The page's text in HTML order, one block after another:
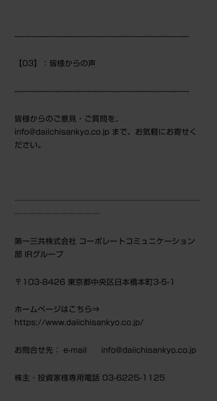
------------------------------------------------------------------------
【03】：皆様からの声
------------------------------------------------------------------------
皆様からのご意見・ご質問を、
info@daiichisankyo.co.jp まで、お気軽にお寄せく
ださい。
────────────────────────
───────────
第一三共株式会社 コーポレートコミュニケーション
部 IRグループ
〒 103-8426 東京都中央区日本橋本町3-5-1
ホームページはこちら⇒
https://www.daiichisankyo.co.jp/
お問合せ先： e-mail info@daiichisankyo.co.jp
株主・投資家様専用電話 03-6225-1125